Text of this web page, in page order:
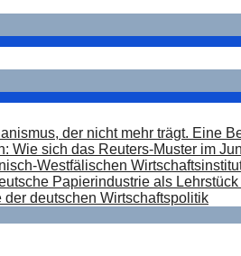
der nicht mehr trägt. Eine
Wie sich das Reuters-Muster im
Westfälischen
Papierindustrie als
deutschen Wirtschaftspolitik